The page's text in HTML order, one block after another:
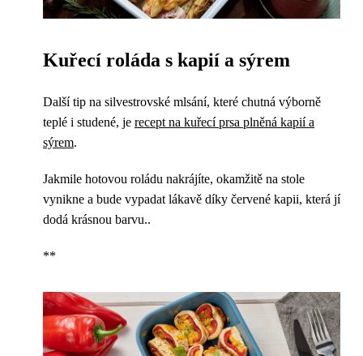
Kuřecí roláda s kapií a sýrem
Další tip na silvestrovské mlsání, které chutná výborně
teplé i studené, je recept na kuřecí prsa plněná kapií a
sýrem.
Jakmile hotovou roládu nakrájíte, okamžitě na stole
vynikne a bude vypadat lákavě díky červené kapii, která jí
dodá krásnou barvu..
**